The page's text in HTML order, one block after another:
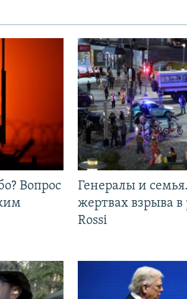
Вопрос
Генералы и
жертвах взрыва в
Rossi